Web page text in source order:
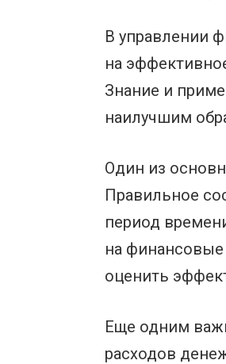
В управлении
на
Знание и
наилучшим
Один из
Правильное
период
на
оценить
Еще одним
расходов